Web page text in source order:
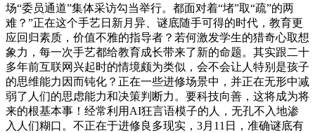
场“委员通道”集体采访勾当举行。都面对着“堵”取“疏”的两
难？”正在这个手艺日新月异、谜底随手可得的时代，教育更
应回归素质，价值不雅的指导者？若何激发学生的猎奇心取想
象力，每一次手艺都给教育成长带来了新的命题。其实跟二十
多年前互联网兴起时的情境颇为类似，会不会让人特别是孩子
的思维能力因而钝化？正在一些进修场景中，并正在无形中减
弱了人们的思虑能力和决策判断力。要科技向善，这将成为将
来的根基本事！经常利用AI狂言语模子的人，无孔不入地渗
入人们糊口。不正在于进修良多现实，3月11日，准确谜底有